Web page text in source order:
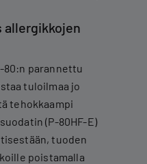
allergikkojen
80:n parannettu
tuloilmaa jo
tehokkaampi
(P-80HF-E)
tuoden
poistamalla